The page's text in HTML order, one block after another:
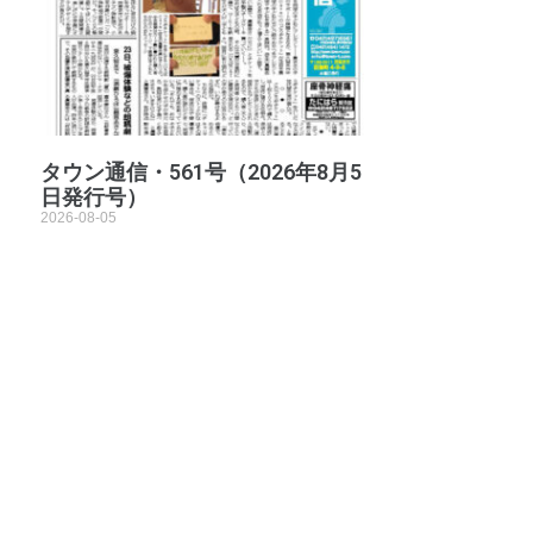
タウン通信・561号（2026年8月5
日発行号）
2026-08-05